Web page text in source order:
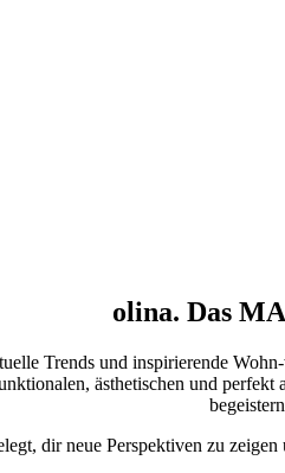
olina. Das
Trends und inspirierende
ästhetischen und
dir neue Perspektiven zu